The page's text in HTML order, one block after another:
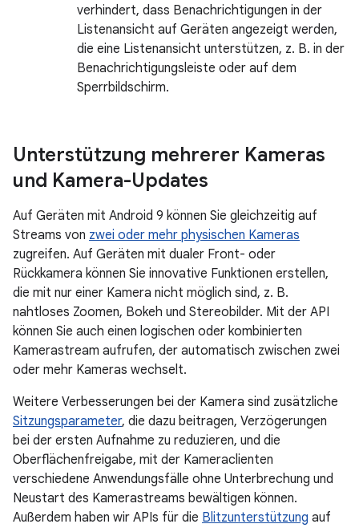
verhindert, dass Benachrichtigungen in der
Listenansicht auf Geräten angezeigt werden,
die eine Listenansicht unterstützen, z. B. in der
Benachrichtigungsleiste oder auf dem
Sperrbildschirm.
Unterstützung mehrerer Kameras
und Kamera-Updates
Auf Geräten mit Android 9 können Sie gleichzeitig auf
Streams von zwei oder mehr physischen Kameras
zugreifen. Auf Geräten mit dualer Front- oder
Rückkamera können Sie innovative Funktionen erstellen,
die mit nur einer Kamera nicht möglich sind, z. B.
nahtloses Zoomen, Bokeh und Stereobilder. Mit der API
können Sie auch einen logischen oder kombinierten
Kamerastream aufrufen, der automatisch zwischen zwei
oder mehr Kameras wechselt.
Weitere Verbesserungen bei der Kamera sind zusätzliche
Sitzungsparameter, die dazu beitragen, Verzögerungen
bei der ersten Aufnahme zu reduzieren, und die
Oberflächenfreigabe, mit der Kameraclienten
verschiedene Anwendungsfälle ohne Unterbrechung und
Neustart des Kamerastreams bewältigen können.
Außerdem haben wir APIs für die Blitzunterstützung auf